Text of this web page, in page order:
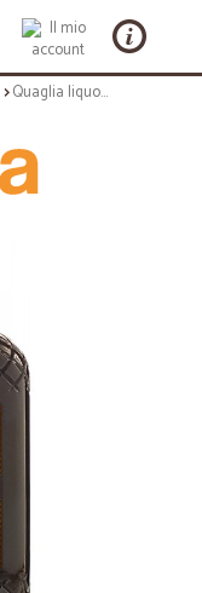
Quaglia liquore alla ciliegia cl.70